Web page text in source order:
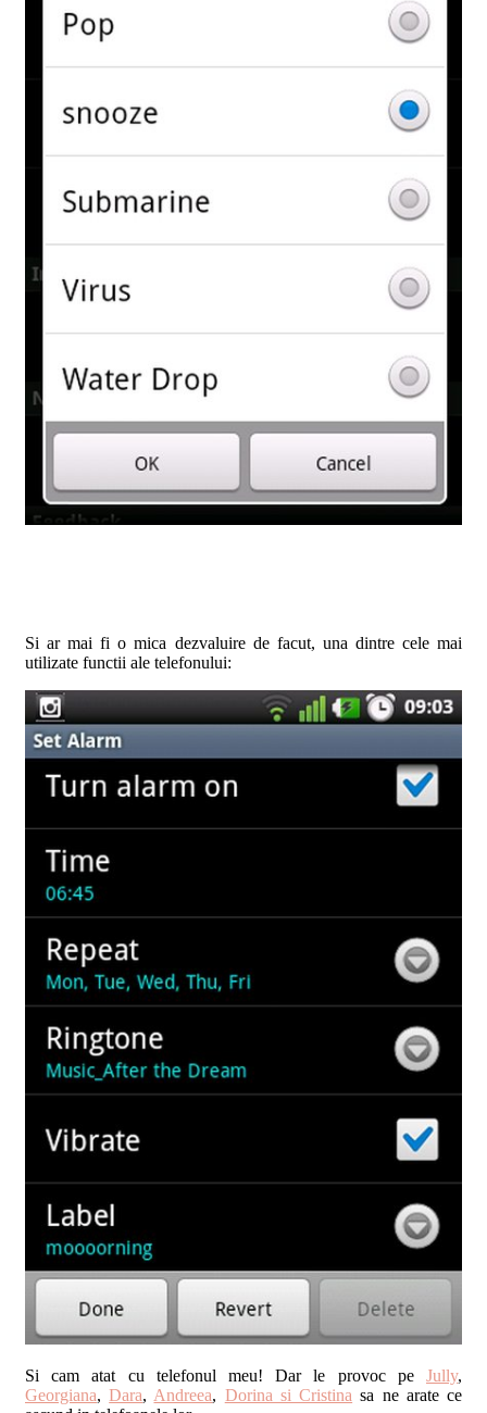
Si ar mai fi o mica dezvaluire de facut, una dintre cele mai
utilizate functii ale telefonului:
Si cam atat cu telefonul meu! Dar le provoc pe Jully,
Georgiana,Dara, Andreea, Dorina si Cristina sa ne arate ce